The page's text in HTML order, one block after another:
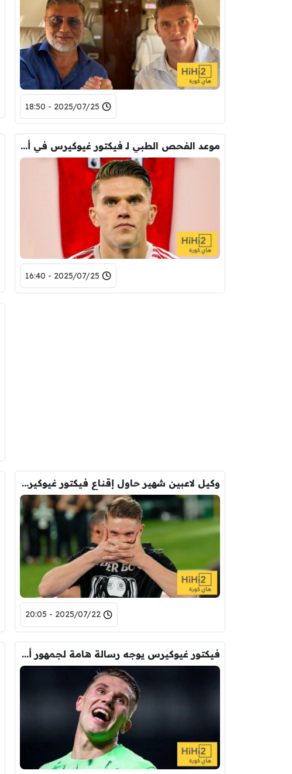
2025/07/25 - 18:50
موعد الفحص الطبي لـ فيكتور غيوكيرس في أرسنال
2025/07/25 - 16:40
وكيل لاعبين شهير حاول إقناع فيكتور غيوكيرس بالانتقال لمانشستر يونايتد
2025/07/22 - 20:05
فيكتور غيوكيرس يوجه رسالة هامة لجمهور أرسنال